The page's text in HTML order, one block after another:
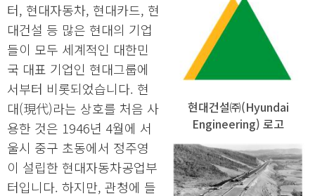
현대건설㈜(Hyundai
Engineering) 로고
터, 현대자동차, 현대카드, 현
대건설 등 많은 현대의 기업
들이 모두 세계적인 대한민
국 대표 기업인 현대그룹에
서부터 비롯되었습니다. 현
대(現代)라는 상호를 처음 사
용한 것은 1946년 4월에 서
울시 중구 초동에서 정주영
이 설립한 현대자동차공업부
터입니다. 하지만, 관청에 들